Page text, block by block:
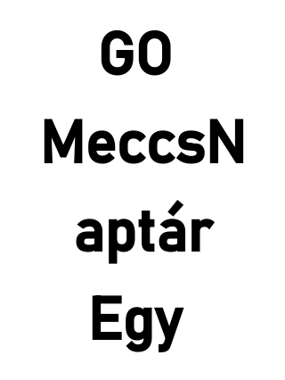
GO
MeccsN
aptár
Egy